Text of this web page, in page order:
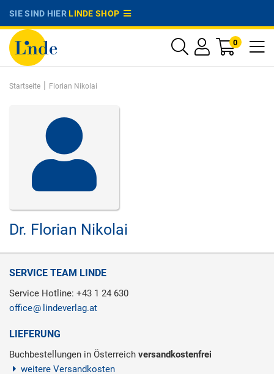
SIE SIND HIERLINDE SHOP
0
Startseite | Florian Nikolai
Dr. Florian Nikolai
SERVICE TEAM LINDE
Service Hotline: +43 1 24 630
office
lindeverlag.at
LIEFERUNG
Buchbestellungen in Österreich versandkostenfrei
weitere Versandkosten